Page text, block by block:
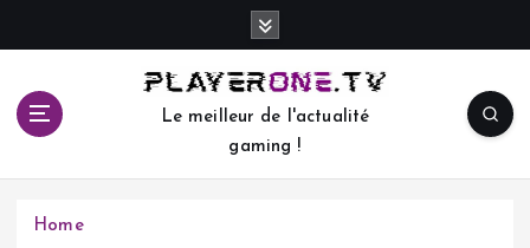
c
Le meilleur de l'actualité
gaming !
Home